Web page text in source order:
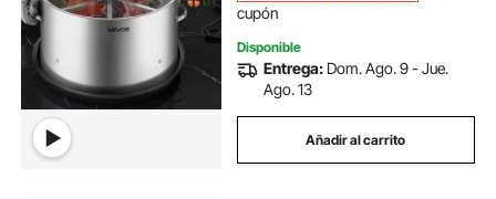
cupón
Disponible
Entrega: Dom. Ago. 9 - Jue.
Ago. 13
Añadir al carrito